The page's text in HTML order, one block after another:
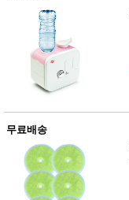
무료배송